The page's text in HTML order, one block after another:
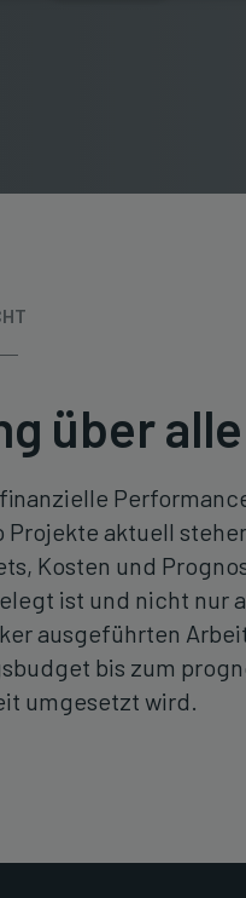
über
aktuell
Kosten und
ist und nicht
ausgeführten
bis zum
umgesetzt wird.